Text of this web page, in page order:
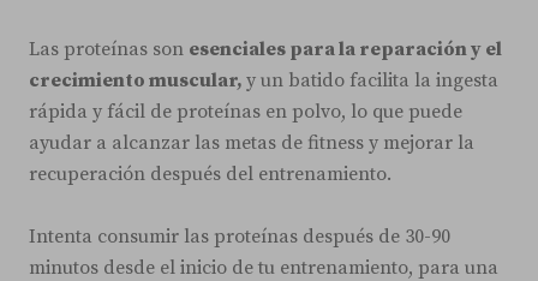
Las proteínas son esenciales para la reparación y el
crecimiento muscular, y un batido facilita la ingesta
rápida y fácil de proteínas en polvo, lo que puede
ayudar a alcanzar las metas de fitness y mejorar la
recuperación después del entrenamiento.
Intenta consumir las proteínas después de 30-90
minutos desde el inicio de tu entrenamiento, para una